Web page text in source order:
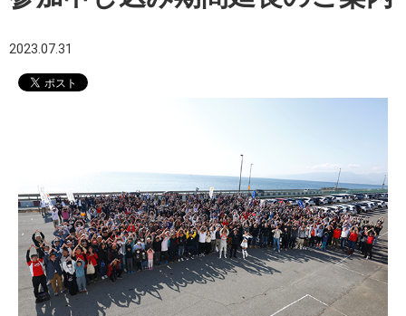
2023.07.31